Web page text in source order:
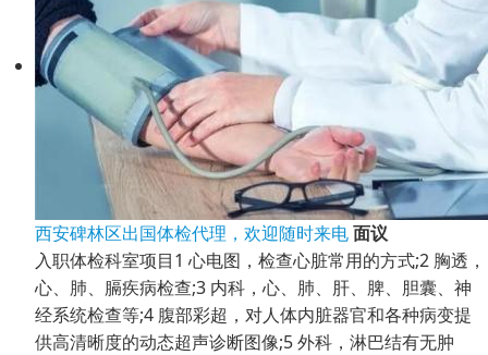
西安碑林区出国体检代理，欢迎随时来电面议
入职体检科室项目1 心电图，检查心脏常用的方式;2 胸透，
心、肺、膈疾病检查;3 内科，心、肺、肝、脾、胆囊、神
经系统检查等;4 腹部彩超，对人体内脏器官和各种病变提
供高清晰度的动态超声诊断图像;5 外科，淋巴结有无肿